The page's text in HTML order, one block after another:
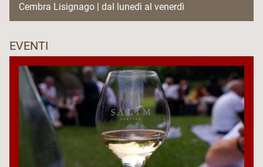
Cembra Lisignago | dal lunedì al venerdì
EVENTI